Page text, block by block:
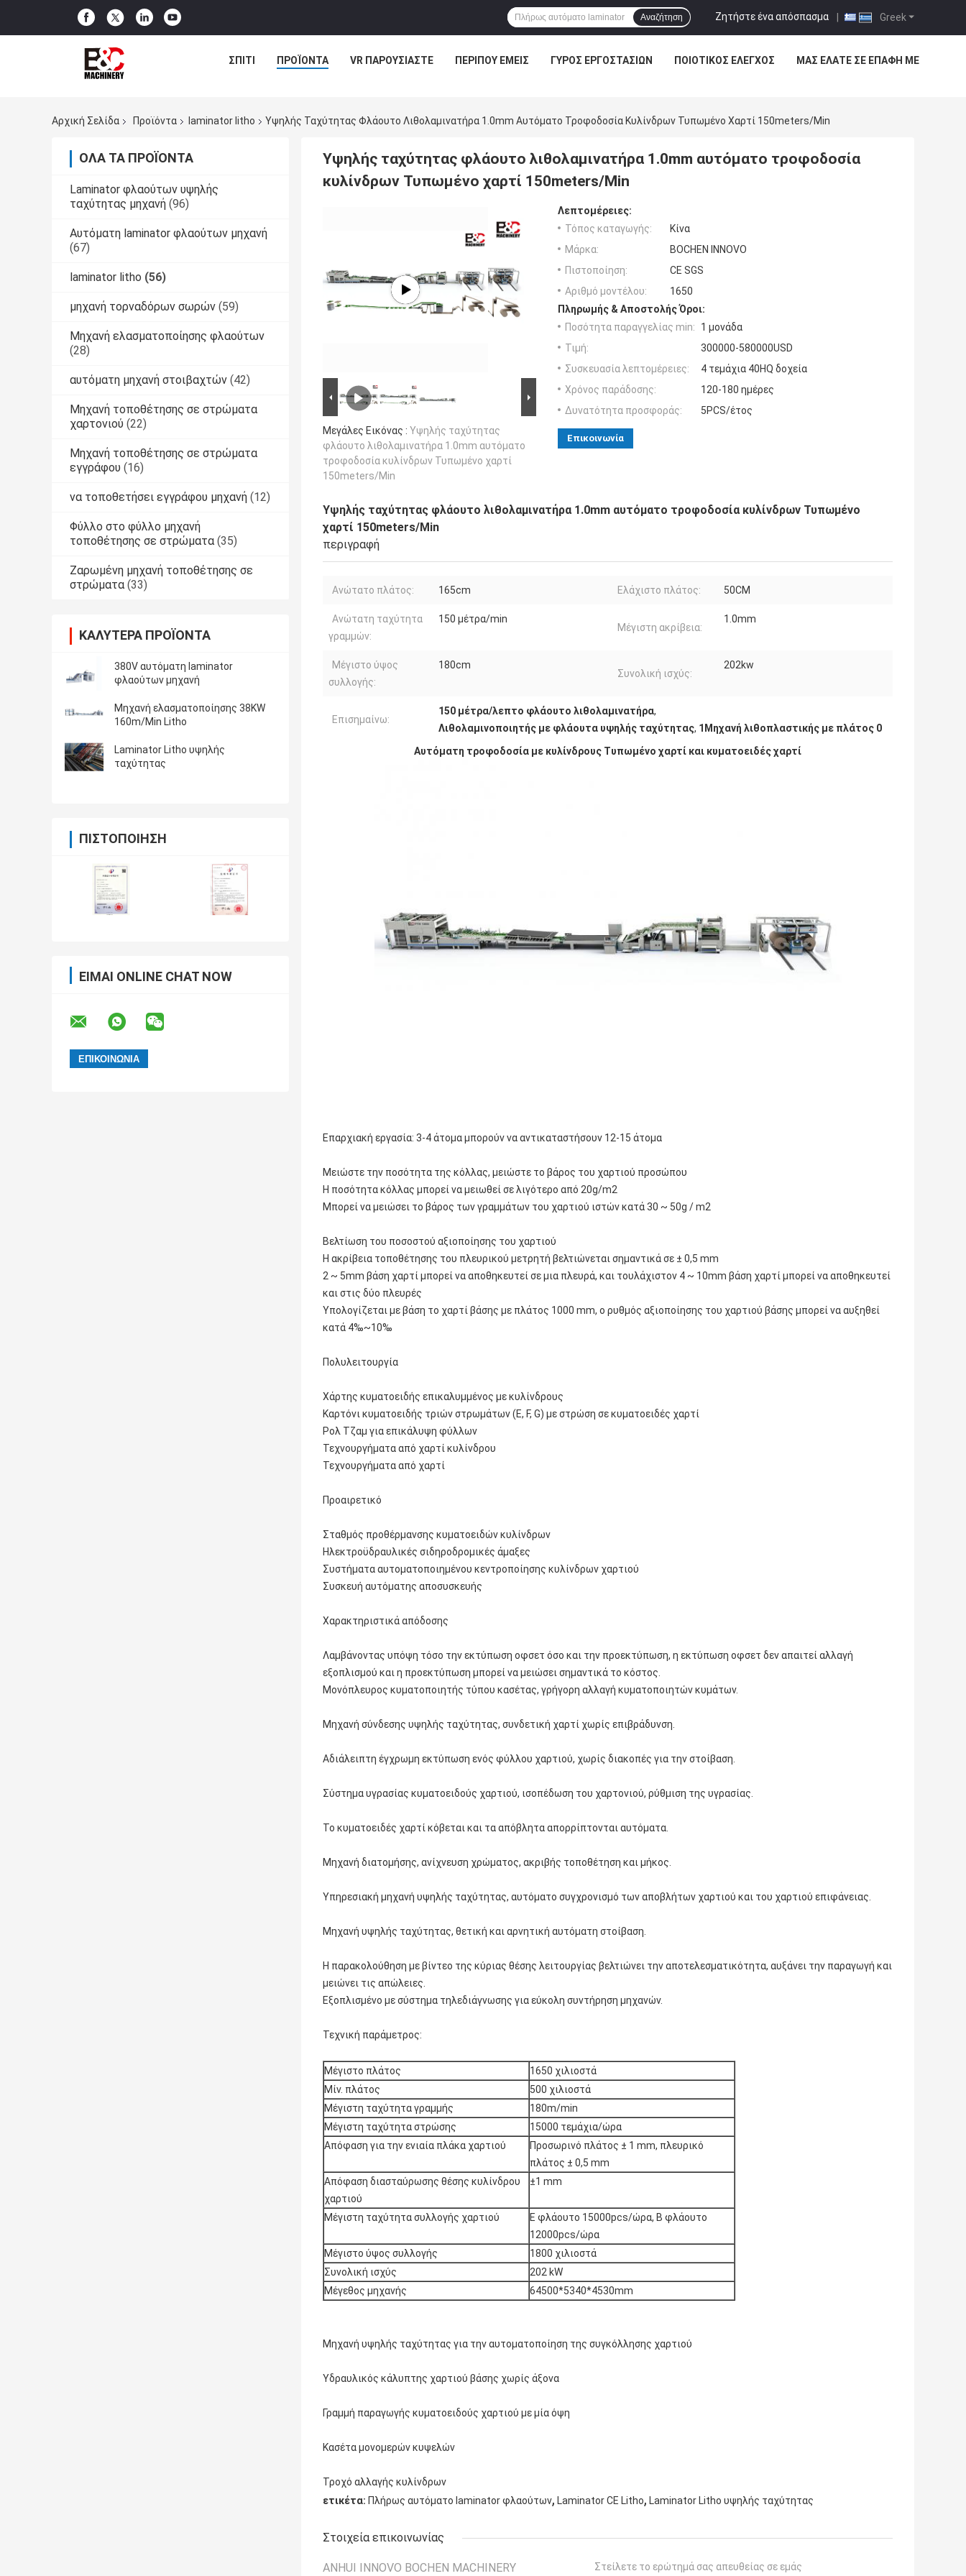
Greek
Ζητήστε ένα απόσπασμα |
Αναζήτηση
ΣΠΊΤΙ ΠΡΟΪΌΝΤΑ VR ΠΑΡΟΥΣΙΆΣΤΕ ΠΕΡΊΠΟΥ ΕΜΕΊΣ ΓΎΡΟΣ ΕΡΓΟΣΤΑΣΊΩΝ ΠΟΙΟΤΙΚΌΣ ΈΛΕΓΧΟΣ ΜΑΣ ΕΛΆΤΕ ΣΕ ΕΠΑΦΉ ΜΕ
Αρχική Σελίδα Προϊόντα laminator litho Υψηλής Ταχύτητας Φλάουτο Λιθολαμινατήρα 1.0mm Αυτόματο Τροφοδοσία Κυλίνδρων Τυπωμένο Χαρτί 150meters/Min
ΌΛΑ ΤΑ ΠΡΟΪΌΝΤΑ
Laminator φλαούτων υψηλής
ταχύτητας μηχανή (96)
Αυτόματη laminator φλαούτων μηχανή
(67)
laminator litho (56)
μηχανή τορναδόρων σωρών (59)
Μηχανή ελασματοποίησης φλαούτων
(28)
αυτόματη μηχανή στοιβαχτών (42)
Μηχανή τοποθέτησης σε στρώματα
χαρτονιού (22)
Μηχανή τοποθέτησης σε στρώματα
εγγράφου (16)
να τοποθετήσει εγγράφου μηχανή (12)
Φύλλο στο φύλλο μηχανή
τοποθέτησης σε στρώματα (35)
Ζαρωμένη μηχανή τοποθέτησης σε
στρώματα (33)
ΚΑΛΎΤΕΡΑ ΠΡΟΪΌΝΤΑ
380V αυτόματη laminator
φλαούτων μηχανή
Μηχανή ελασματοποίησης 38KW
160m/Min Litho
Laminator Litho υψηλής
ταχύτητας
ΠΙΣΤΟΠΟΊΗΣΗ
ΕΊΜΑΙ ONLINE CHAT NOW
Υψηλής ταχύτητας φλάουτο λιθολαμινατήρα 1.0mm αυτόματο τροφοδοσία
κυλίνδρων Τυπωμένο χαρτί 150meters/Min
Μεγάλες Εικόνας : Υψηλής ταχύτητας
φλάουτο λιθολαμινατήρα 1.0mm αυτόματο
τροφοδοσία κυλίνδρων Τυπωμένο χαρτί
150meters/Min
Λεπτομέρειες:
Τόπος καταγωγής:
Κίνα
Μάρκα:
BOCHEN INNOVO
Πιστοποίηση:
CE SGS
Αριθμό μοντέλου:
1650
Πληρωμής & Αποστολής Όροι:
Ποσότητα παραγγελίας min:
1 μονάδα
Τιμή:
300000-580000USD
Συσκευασία λεπτομέρειες:
4 τεμάχια 40HQ δοχεία
Χρόνος παράδοσης:
120-180 ημέρες
Δυνατότητα προσφοράς:
5PCS/έτος
Επικοινωνία
Υψηλής ταχύτητας φλάουτο λιθολαμινατήρα 1.0mm αυτόματο τροφοδοσία κυλίνδρων Τυπωμένο
χαρτί 150meters/Min
περιγραφή
Ανώτατο πλάτος: 165cm Ελάχιστο πλάτος: 50CM
Ανώτατη ταχύτητα
γραμμών:
150 μέτρα/min
Μέγιστη ακρίβεια:
1.0mm
Μέγιστο ύψος
συλλογής:
180cm
Συνολική ισχύς:
202kw
Επισημαίνω:
150 μέτρα/λεπτο φλάουτο λιθολαμινατήρα,
Λιθολαμινοποιητής με φλάουτα υψηλής ταχύτητας, 1Μηχανή λιθοπλαστικής με πλάτος 0
Αυτόματη τροφοδοσία με κυλίνδρους Τυπωμένο χαρτί και κυματοειδές χαρτί
Επαρχιακή εργασία: 3-4 άτομα μπορούν να αντικαταστήσουν 12-15 άτομα
Μειώστε την ποσότητα της κόλλας, μειώστε το βάρος του χαρτιού προσώπου
Η ποσότητα κόλλας μπορεί να μειωθεί σε λιγότερο από 20g/m2
Μπορεί να μειώσει το βάρος των γραμμάτων του χαρτιού ιστών κατά 30 ~ 50g / m2
Βελτίωση του ποσοστού αξιοποίησης του χαρτιού
Η ακρίβεια τοποθέτησης του πλευρικού μετρητή βελτιώνεται σημαντικά σε ± 0,5 mm
2 ~ 5mm βάση χαρτί μπορεί να αποθηκευτεί σε μια πλευρά, και τουλάχιστον 4 ~ 10mm βάση χαρτί μπορεί να αποθηκευτεί
και στις δύο πλευρές
Υπολογίζεται με βάση το χαρτί βάσης με πλάτος 1000 mm, ο ρυθμός αξιοποίησης του χαρτιού βάσης μπορεί να αυξηθεί
κατά 4‰~10‰
Πολυλειτουργία
Χάρτης κυματοειδής επικαλυμμένος με κυλίνδρους
Καρτόνι κυματοειδής τριών στρωμάτων (E, F, G) με στρώση σε κυματοειδές χαρτί
Ρολ Τζαμ για επικάλυψη φύλλων
Τεχνουργήματα από χαρτί κυλίνδρου
Τεχνουργήματα από χαρτί
Προαιρετικό
Σταθμός προθέρμανσης κυματοειδών κυλίνδρων
Ηλεκτροϋδραυλικές σιδηροδρομικές άμαξες
Συστήματα αυτοματοποιημένου κεντροποίησης κυλίνδρων χαρτιού
Συσκευή αυτόματης αποσυσκευής
Χαρακτηριστικά απόδοσης
Λαμβάνοντας υπόψη τόσο την εκτύπωση οφσετ όσο και την προεκτύπωση, η εκτύπωση οφσετ δεν απαιτεί αλλαγή
εξοπλισμού και η προεκτύπωση μπορεί να μειώσει σημαντικά το κόστος.
Μονόπλευρος κυματοποιητής τύπου κασέτας, γρήγορη αλλαγή κυματοποιητών κυμάτων.
Μηχανή σύνδεσης υψηλής ταχύτητας, συνδετική χαρτί χωρίς επιβράδυνση.
Αδιάλειπτη έγχρωμη εκτύπωση ενός φύλλου χαρτιού, χωρίς διακοπές για την στοίβαση.
Σύστημα υγρασίας κυματοειδούς χαρτιού, ισοπέδωση του χαρτονιού, ρύθμιση της υγρασίας.
Το κυματοειδές χαρτί κόβεται και τα απόβλητα απορρίπτονται αυτόματα.
Μηχανή διατομήσης, ανίχνευση χρώματος, ακριβής τοποθέτηση και μήκος.
Υπηρεσιακή μηχανή υψηλής ταχύτητας, αυτόματο συγχρονισμό των αποβλήτων χαρτιού και του χαρτιού επιφάνειας.
Μηχανή υψηλής ταχύτητας, θετική και αρνητική αυτόματη στοίβαση.
Η παρακολούθηση με βίντεο της κύριας θέσης λειτουργίας βελτιώνει την αποτελεσματικότητα, αυξάνει την παραγωγή και
μειώνει τις απώλειες.
Εξοπλισμένο με σύστημα τηλεδιάγνωσης για εύκολη συντήρηση μηχανών.
Τεχνική παράμετρος:
Μέγιστο πλάτος
1650 χιλιοστά
Μίν. πλάτος
500 χιλιοστά
Μέγιστη ταχύτητα γραμμής
180m/min
Μέγιστη ταχύτητα στρώσης
15000 τεμάχια/ώρα
Απόφαση για την ενιαία πλάκα χαρτιού
Προσωρινό πλάτος ± 1 mm, πλευρικό
πλάτος ± 0,5 mm
Απόφαση διασταύρωσης θέσης κυλίνδρου
χαρτιού
±1 mm
Μέγιστη ταχύτητα συλλογής χαρτιού
Ε φλάουτο 15000pcs/ώρα, Β φλάουτο
12000pcs/ώρα
Μέγιστο ύψος συλλογής
1800 χιλιοστά
Συνολική ισχύς
202 kW
Μέγεθος μηχανής
64500*5340*4530mm
Μηχανή υψηλής ταχύτητας για την αυτοματοποίηση της συγκόλλησης χαρτιού
Υδραυλικός κάλυπτης χαρτιού βάσης χωρίς άξονα
Γραμμή παραγωγής κυματοειδούς χαρτιού με μία όψη
Κασέτα μονομερών κυψελών
Τροχό αλλαγής κυλίνδρων
ετικέτα: Πλήρως αυτόματο laminator φλαούτων, Laminator CE Litho, Laminator Litho υψηλής ταχύτητας
Στοιχεία επικοινωνίας
ANHUI INNOVO BOCHEN MACHINERY Στείλετε το ερώτημά σας απευθείας σε εμάς